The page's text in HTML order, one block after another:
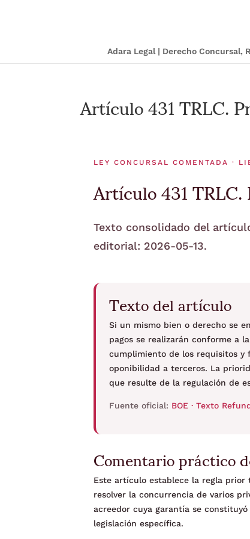
Adara Legal | Derecho
Artículo 431 TRLC.
LEY CONCURSAL COMENTADA ·
Artículo 431
Texto consolidado del
editorial: 2026-05-13.
Texto del artículo
Si un mismo bien o derecho se
pagos se realizarán conforme a
cumplimiento de los requisitos y
oponibilidad a terceros. La
que resulte de la regulación de
Fuente oficial: BOE · Texto
Comentario práctico
Este artículo establece la regla
resolver la concurrencia de varios
acreedor cuya garantía se
legislación específica.